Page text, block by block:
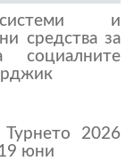
системи и
средства за
социалните
2026
юни